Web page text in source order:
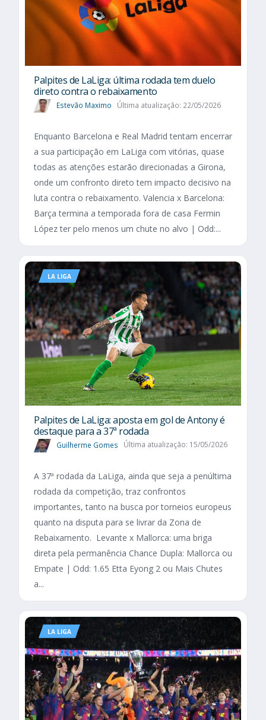
Palpites de LaLiga: última rodada tem duelo
direto contra o rebaixamento
Estevão Maximo Última atualização: 22/05/2026
Enquanto Barcelona e Real Madrid tentam encerrar
a sua participação em LaLiga com vitórias, quase
todas as atenções estarão direcionadas a Girona,
onde um confronto direto tem impacto decisivo na
luta contra o rebaixamento. Valencia x Barcelona:
Barça termina a temporada fora de casa Fermin
López ter pelo menos um chute no alvo | Odd:...
LA LIGA
Palpites de LaLiga: aposta em gol de Antony é
destaque para a 37ª rodada
Guilherme Gomes Última atualização: 15/05/2026
A 37ª rodada da LaLiga, ainda que seja a penúltima
rodada da competição, traz confrontos
importantes, tanto na busca por torneios europeus
quanto na disputa para se livrar da Zona de
Rebaixamento. Levante x Mallorca: uma briga
direta pela permanência Chance Dupla: Mallorca ou
Empate | Odd: 1.65 Etta Eyong 2 ou Mais Chutes
a...
LA LIGA